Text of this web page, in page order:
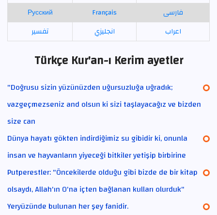
Русский Français
فارسی
تفسير
انجليزي اعراب
Türkçe Kur'an-ı Kerim ayetler
"Doğrusu sizin yüzünüzden uğursuzluğa uğradık;
vazgeçmezseniz and olsun ki sizi taşlayacağız ve bizden
size can
Dünya hayatı gökten indirdiğimiz su gibidir ki, onunla
insan ve hayvanların yiyeceği bitkiler yetişip birbirine
Putperestler: "Öncekilerde olduğu gibi bizde de bir kitap
olsaydı, Allah'ın O'na içten bağlanan kulları olurduk"
Yeryüzünde bulunan her şey fanidir.